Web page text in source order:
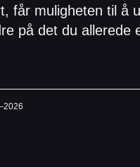
får muligheten til å
på det du allerede
2026